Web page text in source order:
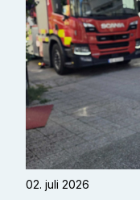
02. juli 2026